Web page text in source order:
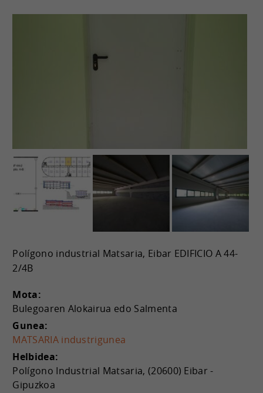
Polígono industrial Matsaria, Eibar EDIFICIO A 44-
2/4B
Mota:
Bulegoaren Alokairua edo Salmenta
Gunea:
MATSARIA industrigunea
Helbidea:
Polígono Industrial Matsaria, (20600) Eibar -
Gipuzkoa